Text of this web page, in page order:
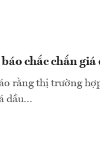
chắc chắn giá
rằng thị trường
dầu...